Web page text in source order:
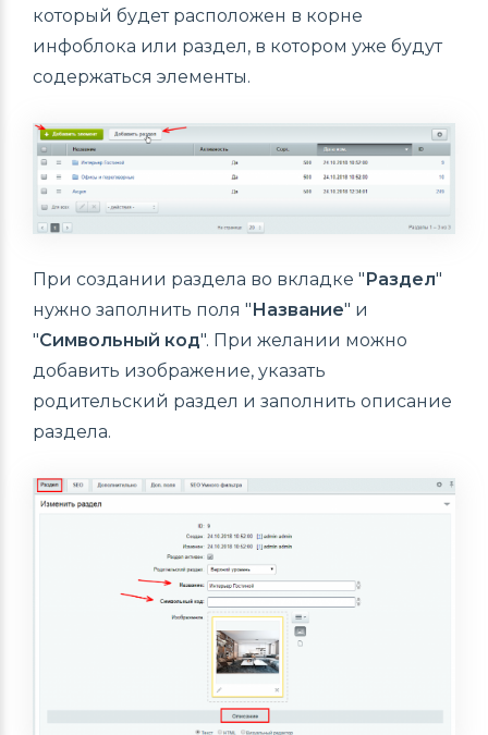
который будет расположен в корне
инфоблока или раздел, в котором уже будут
содержаться элементы.
При создании раздела во вкладке "Раздел"
нужно заполнить поля "Название" и
"Символьный код". При желании можно
добавить изображение, указать
родительский раздел и заполнить описание
раздела.